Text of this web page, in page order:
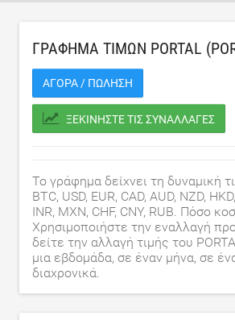
ΓΡΆΦΗΜΑ ΤΙΜΏΝ PORTAL
ΑΓΟΡΆ / ΠΏΛΗΣΗ
ΞΕΚΙΝΉΣΤΕ ΤΙΣ ΣΥΝΑΛΛΑΓΈΣ
Το γράφημα δείχνει τη δυναμική
BTC, USD, EUR, CAD, AUD, NZD,
INR, MXN, CHF, CNY, RUB. Πόσο
Χρησιμοποιήστε την εναλλαγή
δείτε την αλλαγή τιμής του
μια εβδομάδα, σε έναν μήνα, σε
διαχρονικά.